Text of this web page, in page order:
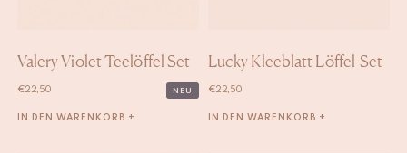
Valery Violet Teelöffel Set
€22,50 NEU
IN DEN WARENKORB +
Lucky Kleeblatt Löffel-Set
€22,50
IN DEN WARENKORB +